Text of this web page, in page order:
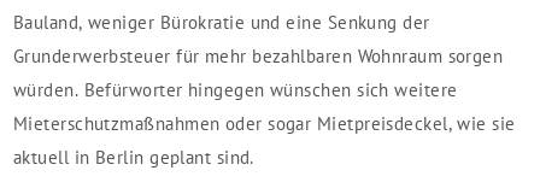
Bauland, weniger Bürokratie und eine Senkung der
Grunderwerbsteuer für mehr bezahlbaren Wohnraum sorgen
würden. Befürworter hingegen wünschen sich weitere
Mieterschutzmaßnahmen oder sogar Mietpreisdeckel, wie sie
aktuell in Berlin geplant sind.